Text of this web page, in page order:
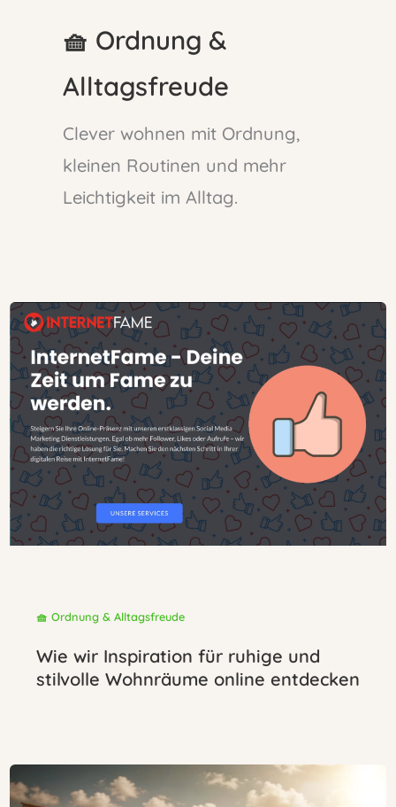
🧺 Ordnung &
Alltagsfreude
Clever wohnen mit Ordnung,
kleinen Routinen und mehr
Leichtigkeit im Alltag.
🧺 Ordnung & Alltagsfreude
Wie wir Inspiration für ruhige und
stilvolle Wohnräume online entdecken